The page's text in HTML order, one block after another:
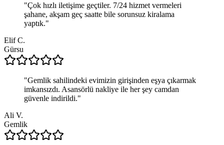
"Çok hızlı iletişime geçtiler. 7/24 hizmet vermeleri
şahane, akşam geç saatte bile sorunsuz kiralama
yaptık."
Elif C.
Gürsu
"Gemlik sahilindeki evimizin girişinden eşya çıkarmak
imkansızdı. Asansörlü nakliye ile her şey camdan
güvenle indirildi."
Ali V.
Gemlik